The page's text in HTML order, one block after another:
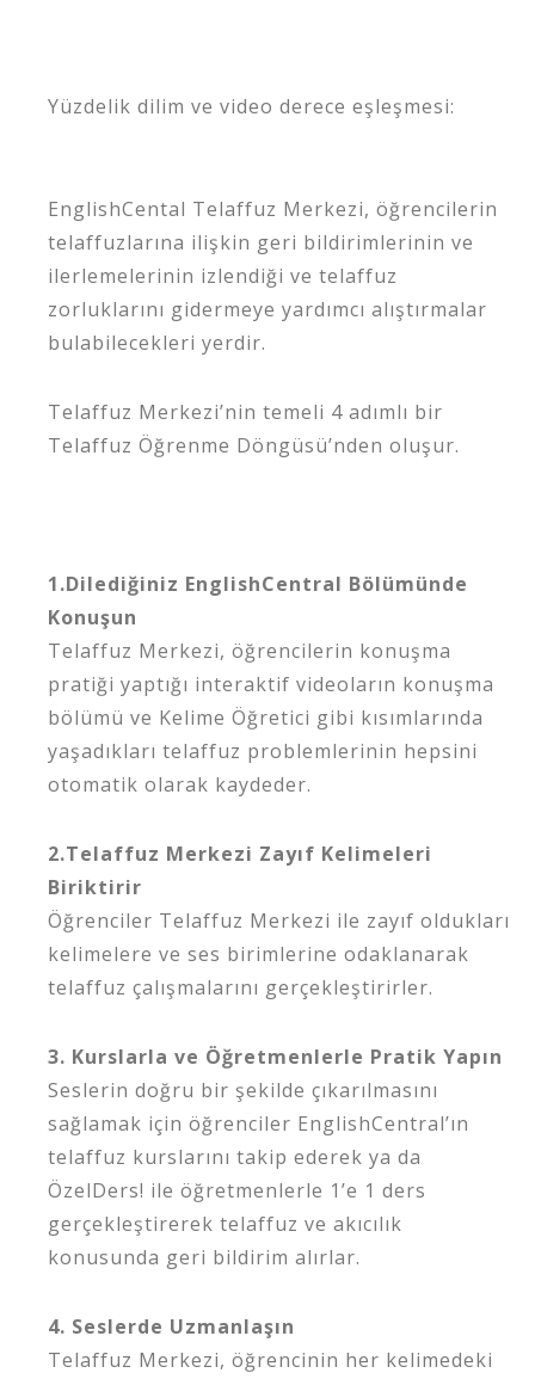
Yüzdelik dilim ve video derece eşleşmesi:
EnglishCental Telaffuz Merkezi, öğrencilerin
telaffuzlarına ilişkin geri bildirimlerinin ve
ilerlemelerinin izlendiği ve telaffuz
zorluklarını gidermeye yardımcı alıştırmalar
bulabilecekleri yerdir.
Telaffuz Merkezi’nin temeli 4 adımlı bir
Telaffuz Öğrenme Döngüsü’nden oluşur.
1.Dilediğiniz EnglishCentral Bölümünde
Konuşun
Telaffuz Merkezi, öğrencilerin konuşma
pratiği yaptığı interaktif videoların konuşma
bölümü ve Kelime Öğretici gibi kısımlarında
yaşadıkları telaffuz problemlerinin hepsini
otomatik olarak kaydeder.
2.Telaffuz Merkezi Zayıf Kelimeleri
Biriktirir
Öğrenciler Telaffuz Merkezi ile zayıf oldukları
kelimelere ve ses birimlerine odaklanarak
telaffuz çalışmalarını gerçekleştirirler.
3. Kurslarla ve Öğretmenlerle Pratik Yapın
Seslerin doğru bir şekilde çıkarılmasını
sağlamak için öğrenciler EnglishCentral’ın
telaffuz kurslarını takip ederek ya da
ÖzelDers! ile öğretmenlerle 1’e 1 ders
gerçekleştirerek telaffuz ve akıcılık
konusunda geri bildirim alırlar.
4. Seslerde Uzmanlaşın
Telaffuz Merkezi, öğrencinin her kelimedeki